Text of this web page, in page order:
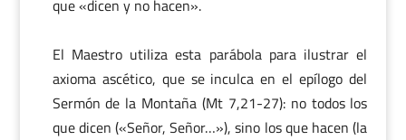
que «dicen y no hacen».
El Maestro utiliza esta parábola para ilustrar el
axioma ascético, que se inculca en el epílogo del
Sermón de la Montaña (Mt 7,21-27): no todos los
que dicen («Señor, Señor…»), sino los que hacen (la